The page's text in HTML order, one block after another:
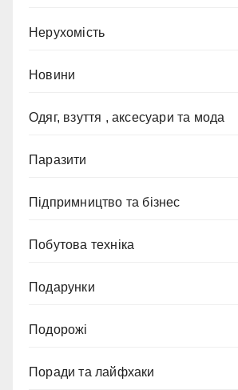
Нерухомість
Новини
Одяг, взуття , аксесуари та мода
Паразити
Підпримництво та бізнес
Побутова техніка
Подарунки
Подорожі
Поради та лайфхаки